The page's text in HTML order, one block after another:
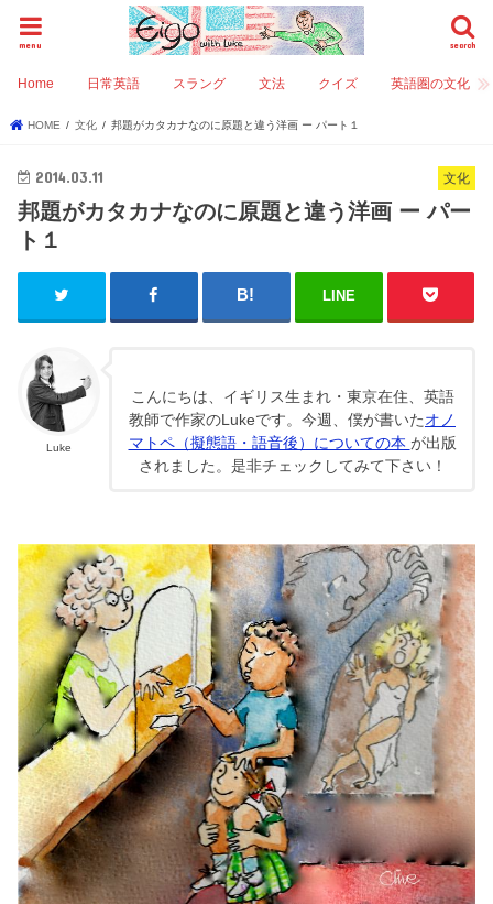
search
menu
Home 日常英語 スラング 文法 クイズ 英語圏の文化
HOME 文化 邦題がカタカナなのに原題と違う洋画 ー パート１
文化
2014.03.11
邦題がカタカナなのに原題と違う洋画 ー パー
ト１
LINE
Luke
こんにちは、イギリス生まれ・東京在住、英語
教師で作家のLukeです。今週、僕が書いたオノ
マトペ（擬態語・語音後）についての本 が出版
されました。是非チェックしてみて下さい！